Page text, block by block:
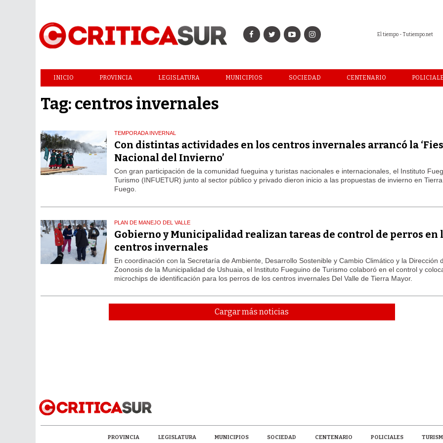
El tiempo - Tutiempo.net
INICIO PROVINCIA LEGISLATURA MUNICIPIOS SOCIEDAD CENTENARIO
Tag: centros invernales
TEMPORADA INVERNAL
Con distintas actividades en los centros invernales arrancó la
Nacional del Invierno’
Con gran participación de la comunidad fueguina y turistas nacionales e internacionales, el Instituto
Turismo (INFUETUR) junto al sector público y privado dieron inicio a las propuestas de invierno en
Fuego.
PLAN DE MANEJO DEL VALLE
Gobierno y Municipalidad realizan tareas de control de perros en
centros invernales
En coordinación con la Secretaría de Ambiente, Desarrollo Sostenible y Cambio Climático y la Dirección
Zoonosis de la Municipalidad de Ushuaia, el Instituto Fueguino de Turismo colaboró en el control y
microchips de identificación para los perros de los centros invernales Del Valle de Tierra Mayor.
Cargar más noticias
PROVINCIA LEGISLATURA MUNICIPIOS SOCIEDAD CENTENARIO POLICIALES